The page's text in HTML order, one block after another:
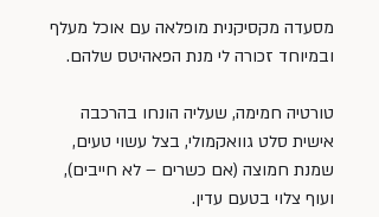
מסעדה מקסיקנית מופלאה עם אוכל מעלף
ובמיוחד זכורה לי מנת הפאהיטס שלהם.
טורטיה חמימה, שעליה הונחו בהרכבה
אישית סלט גוואקמולי, בצל עשוי טעים,
שמנת חמוצה (אם כשרים – לא חייבים),
ועוף צלוי בטעם עדין.